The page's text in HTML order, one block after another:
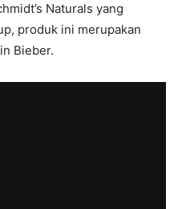
Naturals yang
produk ini merupakan
Bieber.